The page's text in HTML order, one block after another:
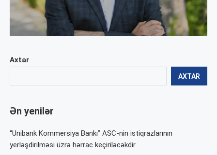
Axtar
AXTAR
Ən yenilər
“Unibank Kommersiya Bankı” ASC-nin istiqrazlarının
yerləşdirilməsi üzrə hərrac keçiriləcəkdir